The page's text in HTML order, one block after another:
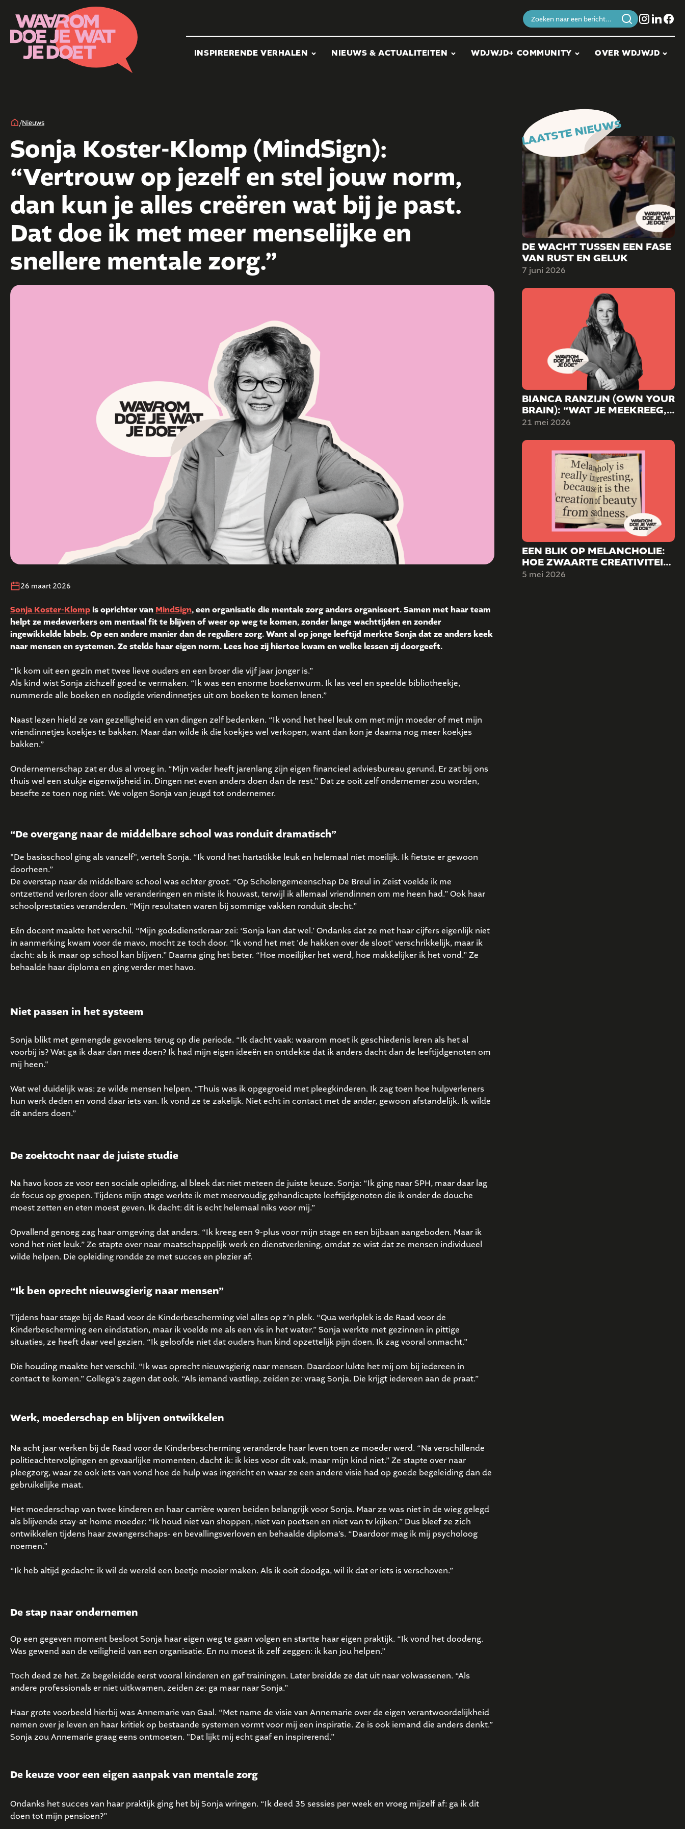
Zoeken
naar:
INSPIRERENDE VERHALEN NIEUWS & ACTUALITEITEN WDJWJD+ COMMUNITY OVER WDJWJD
/Nieuws
Sonja Koster-Klomp (MindSign):
“Vertrouw op jezelf en stel jouw norm,
dan kun je alles creëren wat bij je past.
Dat doe ik met meer menselijke en
snellere mentale zorg.”
26 maart 2026
Sonja Koster-Klompis oprichter van MindSign, een organisatie die mentale zorg anders organiseert. Samen met haar team
helpt ze medewerkers om mentaal fit te blijven of weer op weg te komen, zonder lange wachttijden en zonder
ingewikkelde labels. Op een andere manier dan de reguliere zorg. Want al op jonge leeftijd merkte Sonja dat ze anders keek
naar mensen en systemen. Ze stelde haar eigen norm. Lees hoe zij hiertoe kwam en welke lessen zij doorgeeft.
“Ik kom uit een gezin met twee lieve ouders en een broer die vijf jaar jonger is.”
Als kind wist Sonja zichzelf goed te vermaken. “Ik was een enorme boekenwurm. Ik las veel en speelde bibliotheekje,
nummerde alle boeken en nodigde vriendinnetjes uit om boeken te komen lenen.”
Naast lezen hield ze van gezelligheid en van dingen zelf bedenken. “Ik vond het heel leuk om met mijn moeder of met mijn
vriendinnetjes koekjes te bakken. Maar dan wilde ik die koekjes wel verkopen, want dan kon je daarna nog meer koekjes
bakken.”
Ondernemerschap zat er dus al vroeg in. “Mijn vader heeft jarenlang zijn eigen financieel adviesbureau gerund. Er zat bij ons
thuis wel een stukje eigenwijsheid in. Dingen net even anders doen dan de rest.” Dat ze ooit zelf ondernemer zou worden,
besefte ze toen nog niet. We volgen Sonja van jeugd tot ondernemer.
“De overgang naar de middelbare school was ronduit dramatisch”
"De basisschool ging als vanzelf", vertelt Sonja. “Ik vond het hartstikke leuk en helemaal niet moeilijk. Ik fietste er gewoon
doorheen.”
De overstap naar de middelbare school was echter groot. “Op Scholengemeenschap De Breul in Zeist voelde ik me
ontzettend verloren door alle veranderingen en miste ik houvast, terwijl ik allemaal vriendinnen om me heen had.” Ook haar
schoolprestaties veranderden. “Mijn resultaten waren bij sommige vakken ronduit slecht.”
Eén docent maakte het verschil. “Mijn godsdienstleraar zei: ‘Sonja kan dat wel.’ Ondanks dat ze met haar cijfers eigenlijk niet
in aanmerking kwam voor de mavo, mocht ze toch door. “Ik vond het met 'de hakken over de sloot' verschrikkelijk, maar ik
dacht: als ik maar op school kan blijven.” Daarna ging het beter. “Hoe moeilijker het werd, hoe makkelijker ik het vond.” Ze
behaalde haar diploma en ging verder met havo.
Niet passen in het systeem
Sonja blikt met gemengde gevoelens terug op die periode. “Ik dacht vaak: waarom moet ik geschiedenis leren als het al
voorbij is? Wat ga ik daar dan mee doen? Ik had mijn eigen ideeën en ontdekte dat ik anders dacht dan de leeftijdgenoten om
mij heen."
Wat wel duidelijk was: ze wilde mensen helpen. “Thuis was ik opgegroeid met pleegkinderen. Ik zag toen hoe hulpverleners
hun werk deden en vond daar iets van. Ik vond ze te zakelijk. Niet echt in contact met de ander, gewoon afstandelijk. Ik wilde
dit anders doen.”
De zoektocht naar de juiste studie
Na havo koos ze voor een sociale opleiding, al bleek dat niet meteen de juiste keuze. Sonja: “Ik ging naar SPH, maar daar lag
de focus op groepen. Tijdens mijn stage werkte ik met meervoudig gehandicapte leeftijdgenoten die ik onder de douche
moest zetten en eten moest geven. Ik dacht: dit is echt helemaal niks voor mij.”
Opvallend genoeg zag haar omgeving dat anders. “Ik kreeg een 9-plus voor mijn stage en een bijbaan aangeboden. Maar ik
vond het niet leuk.” Ze stapte over naar maatschappelijk werk en dienstverlening, omdat ze wist dat ze mensen individueel
wilde helpen. Die opleiding rondde ze met succes en plezier af.
“Ik ben oprecht nieuwsgierig naar mensen”
Tijdens haar stage bij de Raad voor de Kinderbescherming viel alles op z’n plek. “Qua werkplek is de Raad voor de
Kinderbescherming een eindstation, maar ik voelde me als een vis in het water.” Sonja werkte met gezinnen in pittige
situaties, ze heeft daar veel gezien. “Ik geloofde niet dat ouders hun kind opzettelijk pijn doen. Ik zag vooral onmacht.”
Die houding maakte het verschil. “Ik was oprecht nieuwsgierig naar mensen. Daardoor lukte het mij om bij iedereen in
contact te komen.” Collega’s zagen dat ook. “Als iemand vastliep, zeiden ze: vraag Sonja. Die krijgt iedereen aan de praat.”
Werk, moederschap en blijven ontwikkelen
Na acht jaar werken bij de Raad voor de Kinderbescherming veranderde haar leven toen ze moeder werd. “Na verschillende
politieachtervolgingen en gevaarlijke momenten, dacht ik: ik kies voor dit vak, maar mijn kind niet.” Ze stapte over naar
pleegzorg, waar ze ook iets van vond hoe de hulp was ingericht en waar ze een andere visie had op goede begeleiding dan de
gebruikelijke maat.
Het moederschap van twee kinderen en haar carrière waren beiden belangrijk voor Sonja. Maar ze was niet in de wieg gelegd
als blijvende stay-at-home moeder: “Ik houd niet van shoppen, niet van poetsen en niet van tv kijken.” Dus bleef ze zich
ontwikkelen tijdens haar zwangerschaps- en bevallingsverloven en behaalde diploma’s. “Daardoor mag ik mij psycholoog
noemen.”
“Ik heb altijd gedacht: ik wil de wereld een beetje mooier maken. Als ik ooit doodga, wil ik dat er iets is verschoven.”
De stap naar ondernemen
Op een gegeven moment besloot Sonja haar eigen weg te gaan volgen en startte haar eigen praktijk. “Ik vond het doodeng.
Was gewend aan de veiligheid van een organisatie. En nu moest ik zelf zeggen: ik kan jou helpen.”
Toch deed ze het. Ze begeleidde eerst vooral kinderen en gaf trainingen. Later breidde ze dat uit naar volwassenen. “Als
andere professionals er niet uitkwamen, zeiden ze: ga maar naar Sonja.”
Haar grote voorbeeld hierbij was Annemarie van Gaal. “Met name de visie van Annemarie over de eigen verantwoordelijkheid
nemen over je leven en haar kritiek op bestaande systemen vormt voor mij een inspiratie. Ze is ook iemand die anders denkt.”
Sonja zou Annemarie graag eens ontmoeten. "Dat lijkt mij echt gaaf en inspirerend.”
De keuze voor een eigen aanpak van mentale zorg
Ondanks het succes van haar praktijk ging het bij Sonja wringen. “Ik deed 35 sessies per week en vroeg mijzelf af: ga ik dit
doen tot mijn pensioen?”
LAATSTE NIEUWS
DE WACHT TUSSEN EEN FASE
VAN RUST EN GELUK
7 juni 2026
BIANCA RANZIJN (OWN YOUR
BRAIN): “WAT JE MEEKREEG,
HOEFT NIET TE BEPALEN WIE
21 mei 2026
EEN BLIK OP MELANCHOLIE:
HOE ZWAARTE CREATIVITEIT
KAN VORMEN.
5 mei 2026